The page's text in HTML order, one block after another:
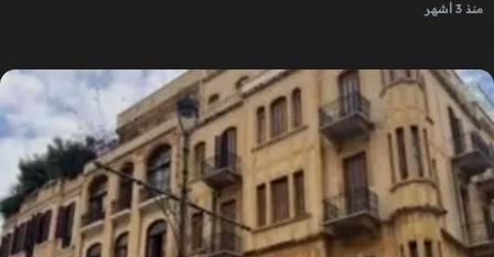
منذ 3 أشهر